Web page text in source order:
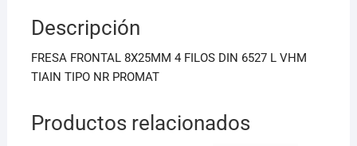
o
o
k
p
p
Descripción
FRESA FRONTAL 8X25MM 4 FILOS DIN 6527 L VHM
TIAIN TIPO NR PROMAT
Productos relacionados